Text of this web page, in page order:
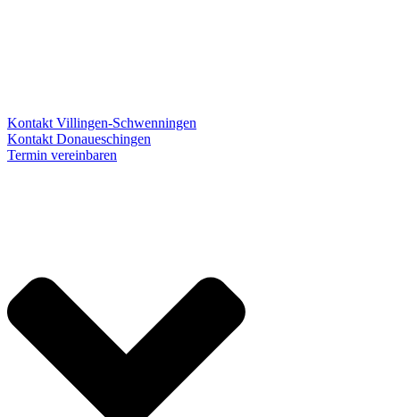
Kontakt Villingen-Schwenningen
Kontakt Donaueschingen
Termin vereinbaren